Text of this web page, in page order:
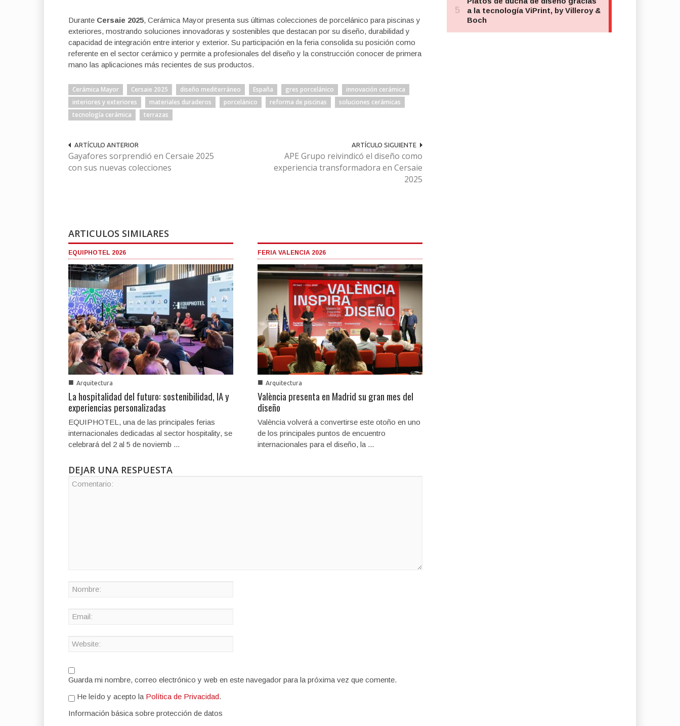
Durante Cersaie 2025, Cerámica Mayor presenta sus últimas colecciones de porcelánico para piscinas y
exteriores, mostrando soluciones innovadoras y sostenibles que destacan por su diseño, durabilidad y
capacidad de integración entre interior y exterior. Su participación en la feria consolida su posición como
referente en el sector cerámico y permite a profesionales del diseño y la construcción conocer de primera
mano las aplicaciones más recientes de sus productos.
Cerámica Mayor Cersaie 2025 diseño mediterráneo España gres porcelánico
innovación cerámica
interiores y exteriores
materiales duraderos porcelánico reforma de piscinas
soluciones cerámicas
tecnología cerámica
terrazas
ARTÍCULO ANTERIOR
Gayafores sorprendió en Cersaie 2025
con sus nuevas colecciones
ARTÍCULO SIGUIENTE
APE Grupo reivindicó el diseño como
experiencia transformadora en Cersaie
2025
ARTICULOS SIMILARES
EQUIPHOTEL 2026
■ Arquitectura
La hospitalidad del futuro: sostenibilidad, IA y
experiencias personalizadas
EQUIPHOTEL, una de las principales ferias
internacionales dedicadas al sector hospitality, se
celebrará del 2 al 5 de noviemb ...
FERIA VALENCIA 2026
■ Arquitectura
València presenta en Madrid su gran mes del
diseño
València volverá a convertirse este otoño en uno
de los principales puntos de encuentro
internacionales para el diseño, la ...
DEJAR UNA RESPUESTA
Guarda mi nombre, correo electrónico y web en este navegador para la próxima vez que comente.
He leído y acepto la Política de Privacidad.
Información básica sobre protección de datos